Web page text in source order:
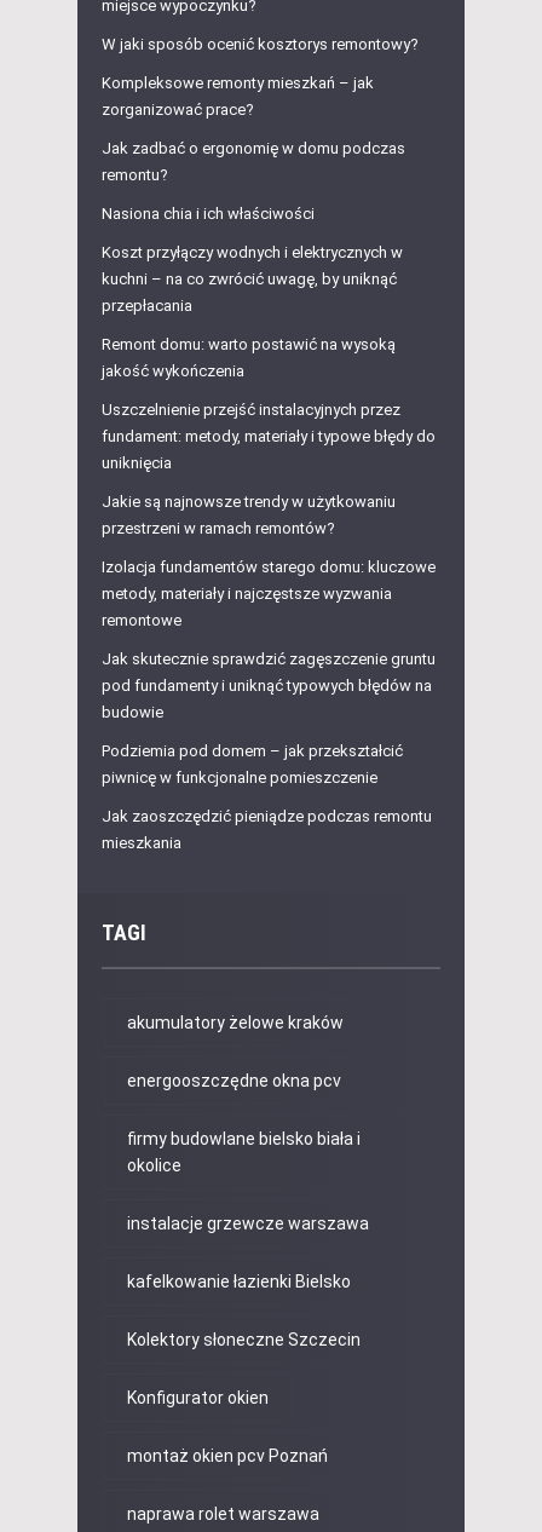
miejsce wypoczynku?
W jaki sposób ocenić kosztorys remontowy?
Kompleksowe remonty mieszkań – jak
zorganizować prace?
Jak zadbać o ergonomię w domu podczas
remontu?
Nasiona chia i ich właściwości
Koszt przyłączy wodnych i elektrycznych w
kuchni – na co zwrócić uwagę, by uniknąć
przepłacania
Remont domu: warto postawić na wysoką
jakość wykończenia
Uszczelnienie przejść instalacyjnych przez
fundament: metody, materiały i typowe błędy do
uniknięcia
Jakie są najnowsze trendy w użytkowaniu
przestrzeni w ramach remontów?
Izolacja fundamentów starego domu: kluczowe
metody, materiały i najczęstsze wyzwania
remontowe
Jak skutecznie sprawdzić zagęszczenie gruntu
pod fundamenty i uniknąć typowych błędów na
budowie
Podziemia pod domem – jak przekształcić
piwnicę w funkcjonalne pomieszczenie
Jak zaoszczędzić pieniądze podczas remontu
mieszkania
TAGI
akumulatory żelowe kraków
energooszczędne okna pcv
firmy budowlane bielsko biała i
okolice
instalacje grzewcze warszawa
kafelkowanie łazienki Bielsko
Kolektory słoneczne Szczecin
Konfigurator okien
montaż okien pcv Poznań
naprawa rolet warszawa